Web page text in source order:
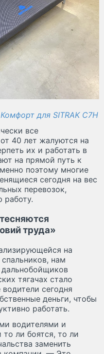
для SITRAK C7H
все
40 лет жалуются на
их и работать в
на прямой путь к
поэтому многие
сегодня на вес
перевозок,
работу.
труда»
на
нам
дальнобойщиков
тягачах стало
сегодня
деньги, чтобы
работать.
водителями и
ли боятся, то ли
заменить